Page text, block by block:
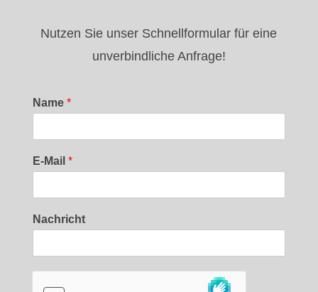
Nutzen Sie unser Schnellformular für eine
unverbindliche Anfrage!
Name *
E-Mail *
Nachricht